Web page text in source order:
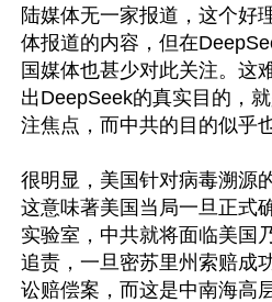
陆媒体无一家报道，这个好
体报道的内容，但在
国媒体也甚少对此关注。这
出DeepSeek的真实目的，
注焦点，而中共的目的似乎
很明显，美国针对病毒溯源
这意味著美国当局一旦正式
实验室，中共就将面临美国
追责，一旦密苏里州索赔成
讼赔偿案，而这是中南海高